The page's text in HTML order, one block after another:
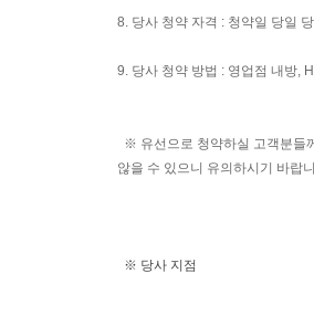
8. 당사 청약 자격 : 청약일 당일
9. 당사 청약 방법 : 영업점 내방,
※ 유선으로 청약하실 고객분들
않을 수 있으니 유의하시기 바랍
※ 당사 지점